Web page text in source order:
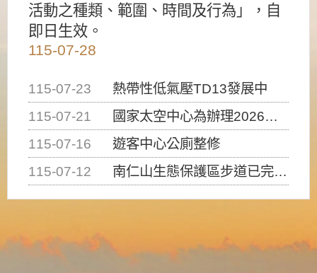
活動之種類、範圍、時間及行為」，自
即日生效。
115-07-28
115-07-23
熱帶性低氣壓TD13發展中
115-07-21
國家太空中心為辦理2026台灣盃火箭競賽，陸、海、空域警戒及協調相關事宜，因颱風備案事宜
115-07-16
遊客中心公廁整修
115-07-12
南仁山生態保護區步道已完成修復，自115年7月13日（星期一）起恢復開放入園，歡迎民眾依規定申請入園....